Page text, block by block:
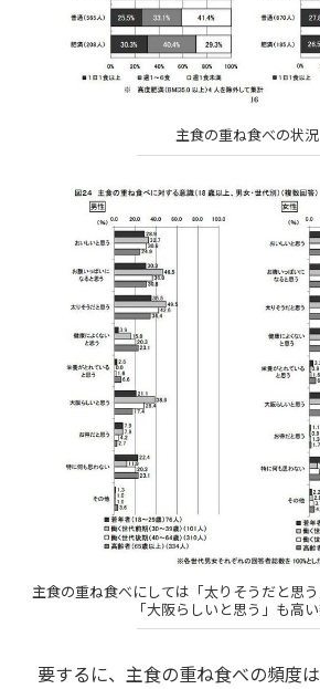
主食の重ね食べの状況
主食の重ね食べにしては「太りそうだと思う
「大阪らしいと思う」も高
要するに、主食の重ね食べの頻度